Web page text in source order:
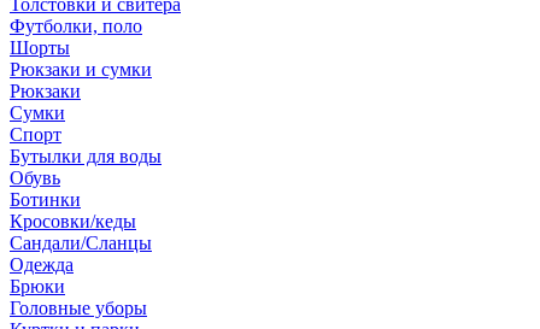
Толстовки и свитера
Футболки, поло
Шорты
Рюкзаки и сумки
Рюкзаки
Сумки
Спорт
Бутылки для воды
Обувь
Ботинки
Кросовки/кеды
Сандали/Сланцы
Одежда
Брюки
Головные уборы